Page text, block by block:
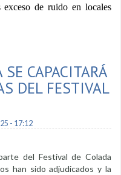
de ruido en locales
CAPACITARÁ
DEL FESTIVAL
- 17:12
del Festival de Colada
han sido adjudicados y la